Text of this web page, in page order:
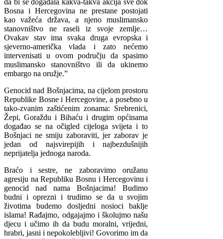
da bi se događala kakva-takva akcija sve dok
Bosna i Hercegovina ne prestane postojati
kao važeća država, a njeno muslimansko
stanovništvo ne raseli iz svoje zemlje…
Ovakav stav ima svaka druga evropska i
sjeverno-američka vlada i zato nećemo
intervenisati u ovom području da spasimo
muslimansko stanovništvo ili da ukinemo
embargo na oružje.”
Genocid nad Bošnjacima, na cijelom prostoru
Republike Bosne i Hercegovine, a posebno u
tako-zvanim zaštićenim zonama: Srebrenici,
Žepi, Goraždu i Bihaću i drugim općinama
događao se na očigled cijeloga svijeta i to
Bošnjaci ne smiju zaboraviti, jer zaborav je
jedan od najsvirepijih i najbezdušnijih
neprijatelja jednoga naroda.
Braćo i sestre, ne zaboravimo oružanu
agresiju na Republiku Bosnu i Hercegovinu i
genocid nad nama Bošnjacima! Budimo
budni i oprezni i trudimo se da u svojim
životima budemo dosljedni nosioci baklje
islama! Rađajmo, odgajajmo i školujmo našu
djecu i učimo ih da budu moralni, vrijedni,
hrabri, jasni i nepokolebljivi! Govorimo im da